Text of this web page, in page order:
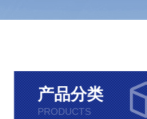
产品分类
PRODUCTS